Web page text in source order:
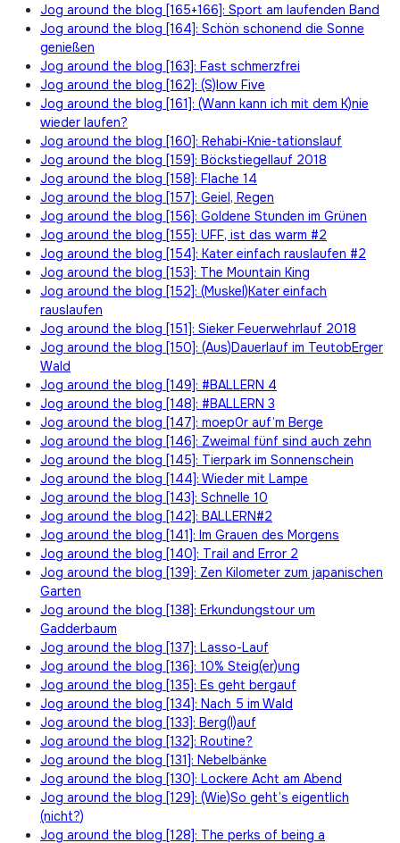
Jog around the blog [165+166]: Sport am laufenden Band
Jog around the blog [164]: Schön schonend die Sonne
genießen
Jog around the blog [163]: Fast schmerzfrei
Jog around the blog [162]: (S)low Five
Jog around the blog [161]: (Wann kann ich mit dem K)nie
wieder laufen?
Jog around the blog [160]: Rehabi-Knie-tationslauf
Jog around the blog [159]: Böckstiegellauf 2018
Jog around the blog [158]: Flache 14
Jog around the blog [157]: Geiel, Regen
Jog around the blog [156]: Goldene Stunden im Grünen
Jog around the blog [155]: UFF, ist das warm #2
Jog around the blog [154]: Kater einfach rauslaufen #2
Jog around the blog [153]: The Mountain King
Jog around the blog [152]: (Muskel)Kater einfach
rauslaufen
Jog around the blog [151]: Sieker Feuerwehrlauf 2018
Jog around the blog [150]: (Aus)Dauerlauf im TeutobErger
Wald
Jog around the blog [149]: #BALLERN 4
Jog around the blog [148]: #BALLERN 3
Jog around the blog [147]: moep0r auf’m Berge
Jog around the blog [146]: Zweimal fünf sind auch zehn
Jog around the blog [145]: Tierpark im Sonnenschein
Jog around the blog [144]: Wieder mit Lampe
Jog around the blog [143]: Schnelle 10
Jog around the blog [142]: BALLERN#2
Jog around the blog [141]: Im Grauen des Morgens
Jog around the blog [140]: Trail and Error 2
Jog around the blog [139]: Zen Kilometer zum japanischen
Garten
Jog around the blog [138]: Erkundungstour um
Gadderbaum
Jog around the blog [137]: Lasso-Lauf
Jog around the blog [136]: 10% Steig(er)ung
Jog around the blog [135]: Es geht bergauf
Jog around the blog [134]: Nach 5 im Wald
Jog around the blog [133]: Berg(l)auf
Jog around the blog [132]: Routine?
Jog around the blog [131]: Nebelbänke
Jog around the blog [130]: Lockere Acht am Abend
Jog around the blog [129]: (Wie)So geht’s eigentlich
(nicht?)
Jog around the blog [128]: The perks of being a